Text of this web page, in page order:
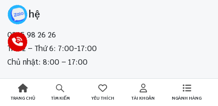
Liên hệ
0345 98 26 26
Thứ 2 – Thứ 6: 7:00-17:00
Chủ nhật: 8:00 – 17:00
TRANG CHỦ TÌM KIẾM YÊU THÍCH TÀI KHOẢN NGÀNH HÀNG